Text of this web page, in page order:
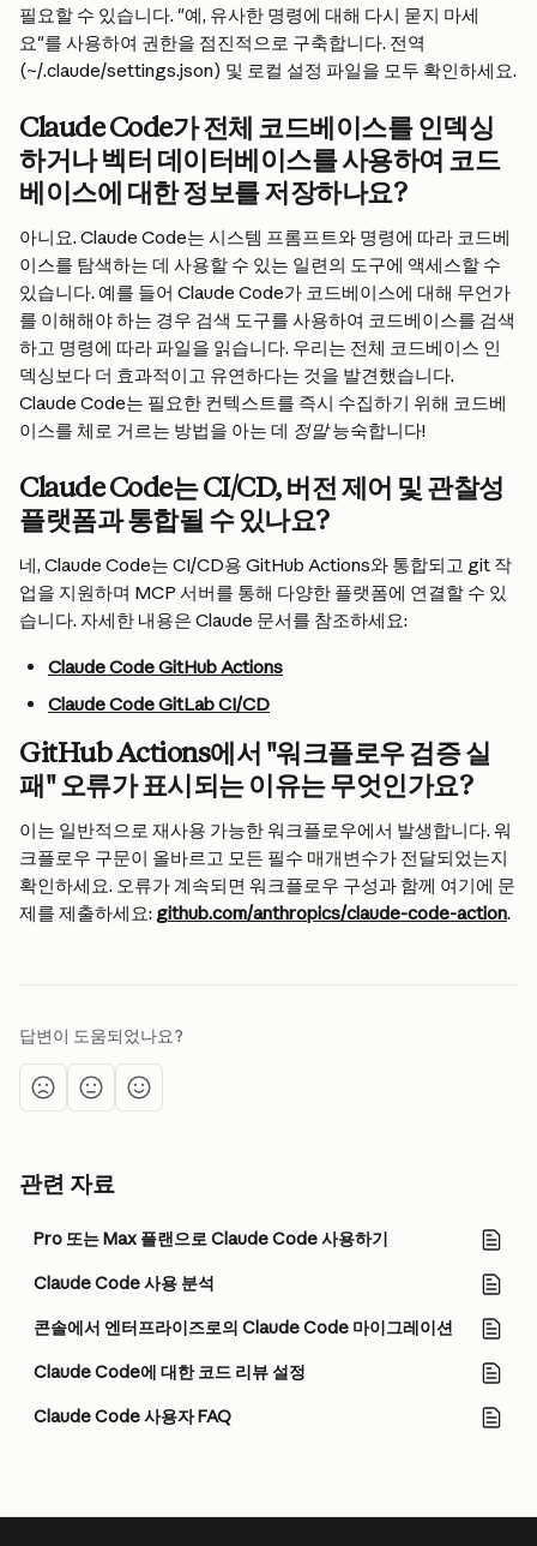
필요할 수 있습니다. "예, 유사한 명령에 대해 다시 묻지 마세
요"를 사용하여 권한을 점진적으로 구축합니다. 전역
(~/.claude/settings.json) 및 로컬 설정 파일을 모두 확인하세요.
Claude Code가 전체 코드베이스를 인덱싱
하거나 벡터 데이터베이스를 사용하여 코드
베이스에 대한 정보를 저장하나요?
아니요. Claude Code는 시스템 프롬프트와 명령에 따라 코드베
이스를 탐색하는 데 사용할 수 있는 일련의 도구에 액세스할 수
있습니다. 예를 들어 Claude Code가 코드베이스에 대해 무언가
를 이해해야 하는 경우 검색 도구를 사용하여 코드베이스를 검색
하고 명령에 따라 파일을 읽습니다. 우리는 전체 코드베이스 인
덱싱보다 더 효과적이고 유연하다는 것을 발견했습니다.
Claude Code는 필요한 컨텍스트를 즉시 수집하기 위해 코드베
이스를 체로 거르는 방법을 아는 데 정말 능숙합니다!
Claude Code는 CI/CD, 버전 제어 및 관찰성
플랫폼과 통합될 수 있나요?
네, Claude Code는 CI/CD용 GitHub Actions와 통합되고 git 작
업을 지원하며 MCP 서버를 통해 다양한 플랫폼에 연결할 수 있
습니다. 자세한 내용은 Claude 문서를 참조하세요:
Claude Code GitHub Actions
Claude Code GitLab CI/CD
GitHub Actions에서 "워크플로우 검증 실
패" 오류가 표시되는 이유는 무엇인가요?
이는 일반적으로 재사용 가능한 워크플로우에서 발생합니다. 워
크플로우 구문이 올바르고 모든 필수 매개변수가 전달되었는지
확인하세요. 오류가 계속되면 워크플로우 구성과 함께 여기에 문
제를 제출하세요: github.com/anthropics/claude-code-action.
답변이 도움되었나요?
관련 자료
Pro 또는 Max 플랜으로 Claude Code 사용하기
Claude Code 사용 분석
콘솔에서 엔터프라이즈로의 Claude Code 마이그레이션
Claude Code에 대한 코드 리뷰 설정
Claude Code 사용자 FAQ